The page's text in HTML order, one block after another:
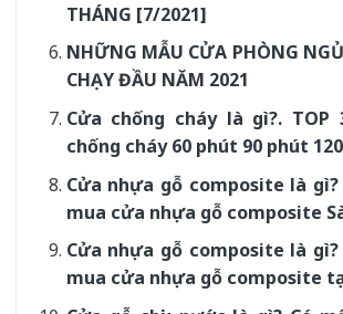
THÁNG [7/2021]
NHỮNG MẪU CỬA PHÒNG
CHẠY ĐẦU NĂM 2021
Cửa chống cháy là gì?. TOP
chống cháy 60 phút 90 phút
Cửa nhựa gỗ composite là gì?
mua cửa nhựa gỗ composite
Cửa nhựa gỗ composite là gì?
mua cửa nhựa gỗ composite